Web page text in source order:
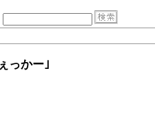
っかー｣